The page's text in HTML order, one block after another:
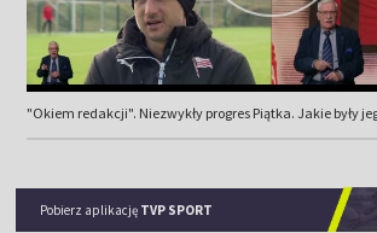
"Okiem redakcji". Niezwykły progres Piątka. Jakie były
Pobierz aplikację TVP SPORT